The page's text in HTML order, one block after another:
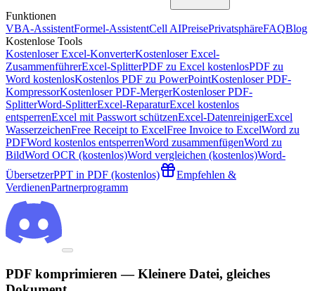
Funktionen
VBA-AssistentFormel-AssistentCell AIPreisePrivatsphäreFAQBlog
Kostenlose Tools
Kostenloser Excel-KonverterKostenloser Excel-
ZusammenführerExcel-SplitterPDF zu Excel kostenlosPDF zu
Word kostenlosKostenlos PDF zu PowerPointKostenloser PDF-
KompressorKostenloser PDF-MergerKostenloser PDF-
SplitterWord-SplitterExcel-ReparaturExcel kostenlos
entsperrenExcel mit Passwort schützenExcel-DatenreinigerExcel
WasserzeichenFree Receipt to ExcelFree Invoice to ExcelWord zu
PDFWord kostenlos entsperrenWord zusammenfügenWord zu
BildWord OCR (kostenlos)Word vergleichen (kostenlos)Word-
ÜbersetzerPPT in PDF (kostenlos)
Empfehlen &
VerdienenPartnerprogramm
PDF komprimieren — Kleinere Datei, gleiches